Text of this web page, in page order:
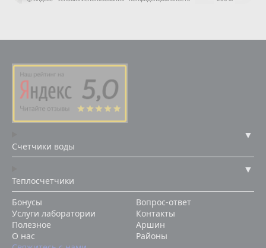
Счетчики воды
Теплосчетчики
Бонусы
Услуги лаборатории
Полезное
О нас
Вопрос-ответ
Контакты
Аршин
Районы